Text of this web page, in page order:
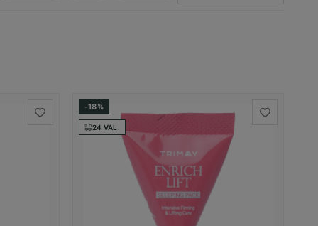
-18%
24 VAL.